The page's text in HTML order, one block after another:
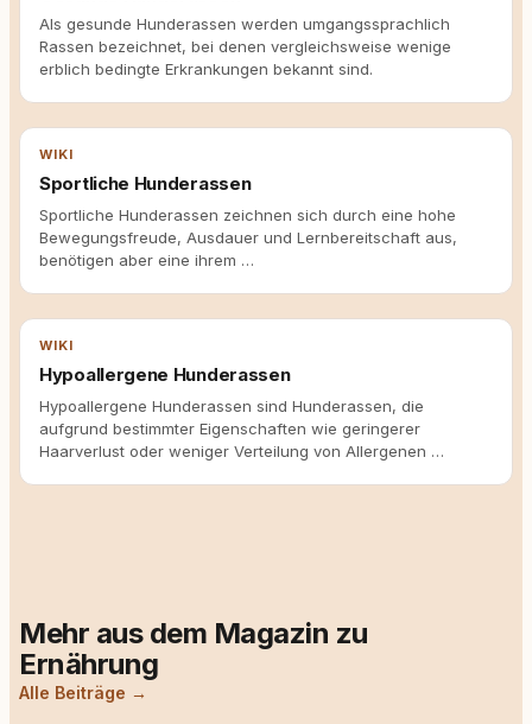
Als gesunde Hunderassen werden umgangssprachlich
Rassen bezeichnet, bei denen vergleichsweise wenige
erblich bedingte Erkrankungen bekannt sind.
WIKI
Sportliche Hunderassen
Sportliche Hunderassen zeichnen sich durch eine hohe
Bewegungsfreude, Ausdauer und Lernbereitschaft aus,
benötigen aber eine ihrem …
WIKI
Hypoallergene Hunderassen
Hypoallergene Hunderassen sind Hunderassen, die
aufgrund bestimmter Eigenschaften wie geringerer
Haarverlust oder weniger Verteilung von Allergenen …
Mehr aus dem Magazin zu
Ernährung
Alle Beiträge →